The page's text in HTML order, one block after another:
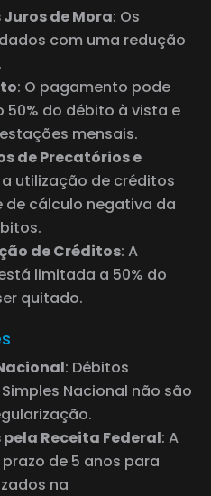
Juros de Mora: Os
com uma redução
: O pagamento pode
do débito à vista e
mensais.
de Precatórios e
a utilização de créditos
de cálculo negativa da
de Créditos: A
limitada a 50% do
quitado.
: Débitos
Nacional não são
Receita Federal: A
de 5 anos para
na